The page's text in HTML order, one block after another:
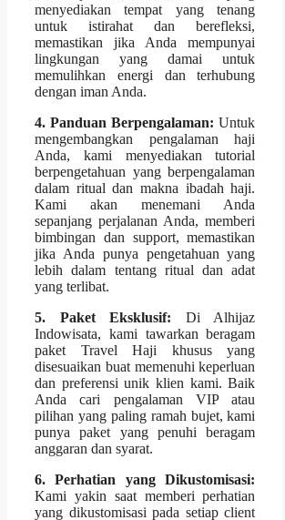
menyediakan tempat yang tenang
untuk istirahat dan berefleksi,
memastikan jika Anda mempunyai
lingkungan yang damai untuk
memulihkan energi dan terhubung
dengan iman Anda.
4. Panduan Berpengalaman: Untuk
mengembangkan pengalaman haji
Anda, kami menyediakan tutorial
berpengetahuan yang berpengalaman
dalam ritual dan makna ibadah haji.
Kami akan menemani Anda
sepanjang perjalanan Anda, memberi
bimbingan dan support, memastikan
jika Anda punya pengetahuan yang
lebih dalam tentang ritual dan adat
yang terlibat.
5. Paket Eksklusif: Di Alhijaz
Indowisata, kami tawarkan beragam
paket Travel Haji khusus yang
disesuaikan buat memenuhi keperluan
dan preferensi unik klien kami. Baik
Anda cari pengalaman VIP atau
pilihan yang paling ramah bujet, kami
punya paket yang penuhi beragam
anggaran dan syarat.
6. Perhatian yang Dikustomisasi:
Kami yakin saat memberi perhatian
yang dikustomisasi pada setiap client